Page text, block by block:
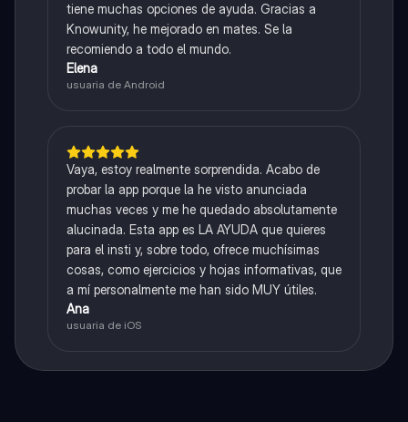
tiene muchas opciones de ayuda. Gracias a
Knowunity, he mejorado en mates. Se la
recomiendo a todo el mundo.
Elena
usuaria de Android
Vaya, estoy realmente sorprendida. Acabo de
probar la app porque la he visto anunciada
muchas veces y me he quedado absolutamente
alucinada. Esta app es LA AYUDA que quieres
para el insti y, sobre todo, ofrece muchísimas
cosas, como ejercicios y hojas informativas, que
a mí personalmente me han sido MUY útiles.
Ana
usuaria de iOS